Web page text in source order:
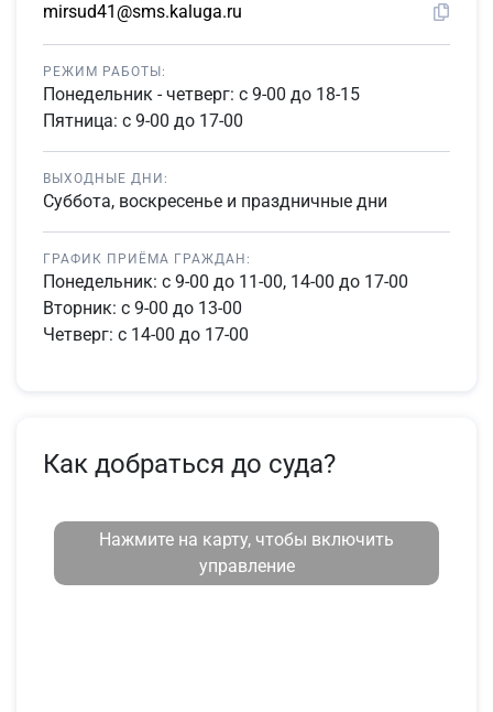
mirsud41@sms.kaluga.ru
РЕЖИМ РАБОТЫ:
Понедельник - четверг: с 9-00 до 18-15
Пятница: с 9-00 до 17-00
ВЫХОДНЫЕ ДНИ:
Суббота, воскресенье и праздничные дни
ГРАФИК ПРИЁМА ГРАЖДАН:
Понедельник: с 9-00 до 11-00, 14-00 до 17-00
Вторник: с 9-00 до 13-00
Четверг: с 14-00 до 17-00
Как добраться до суда?
Нажмите на карту, чтобы включить
управление